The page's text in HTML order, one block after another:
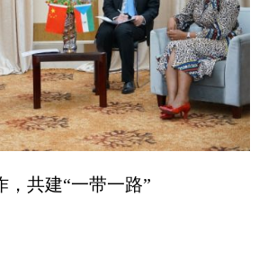
共建“一带一路”